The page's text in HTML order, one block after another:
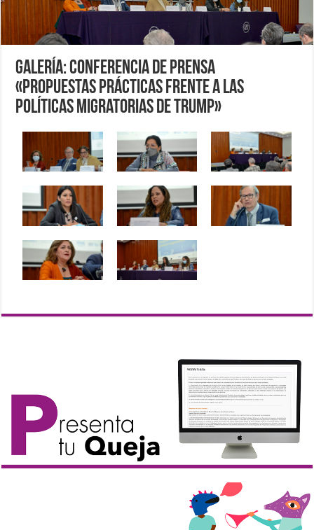
Galería: Conferencia de prensa
«Propuestas prácticas frente a las
políticas migratorias de Trump»